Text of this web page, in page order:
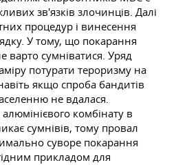
зв'язків злочинців. Далі
процедур і винесення
У тому, що покарання
варто сумніватися. Уряд
потурати тероризму на
якщо спроба бандитів
не вдалася.
комбінату в
сумнівів, тому провал
суворе покарання
прикладом для